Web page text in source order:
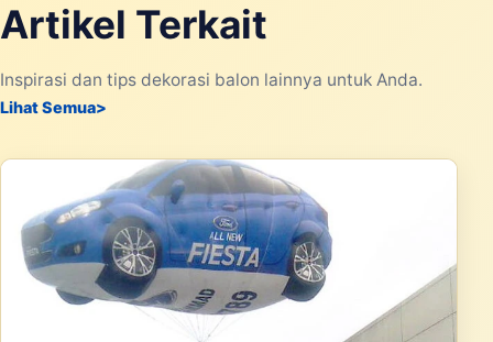
Artikel Terkait
Inspirasi dan tips dekorasi balon lainnya untuk Anda.
Lihat Semua